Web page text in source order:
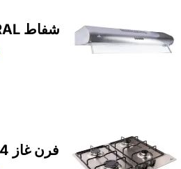
شفاط La hotte 70cm GORAL
فرن غاز 4 شعلات 60cm Émail